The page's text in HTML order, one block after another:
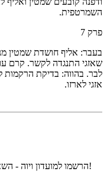
השמרטפית.
פרק 7
בעבר: אליף חושדת שמטין
שאזגי התנגדה לקשר. קרם
לבר. בהווה: בדיקת
אזגי לארזו.
הרשמו למועדון ויוה - השארו מעודכנים לפני כולם, ועוד המון הפתעות!